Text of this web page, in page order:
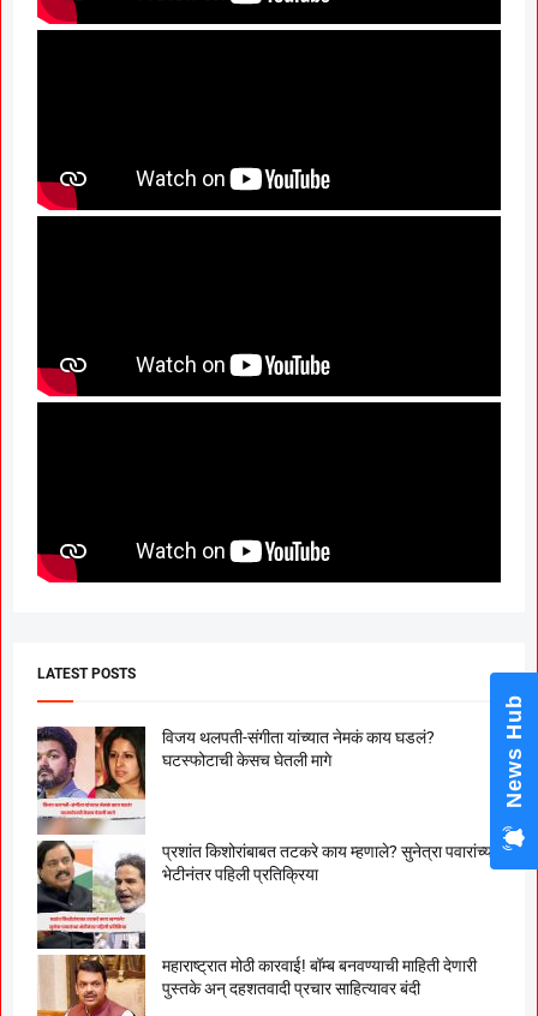
LATEST POSTS
विजय थलपती-संगीता यांच्यात नेमकं काय घडलं?
घटस्फोटाची केसच घेतली मागे
प्रशांत किशोरांबाबत तटकरे काय म्हणाले? सुनेत्रा पवारांच्या
भेटीनंतर पहिली प्रतिक्रिया
महाराष्ट्रात मोठी कारवाई! बॉम्ब बनवण्याची माहिती देणारी
पुस्तके अन् दहशतवादी प्रचार साहित्यावर बंदी
News Hub